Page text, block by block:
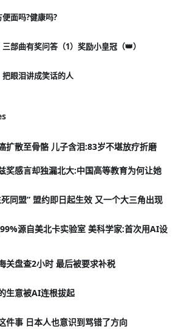
面吗?健康吗?
三部曲有奖问答（1）奖励小皇冠（👑）
把眼泪讲成笑话的人
扩散至骨骼 儿子含泪:83岁不堪放疗折磨
奖感言却独漏北大:中国高等教育为何让她
同盟” 盟约即日起生效 又一个大三角出现
源自美北卡实验室 美科学家:首次用AI设
关盘查2小时 最后被要求补税
生意被AI连根拔起
件事 日本人也意识到骂错了方向